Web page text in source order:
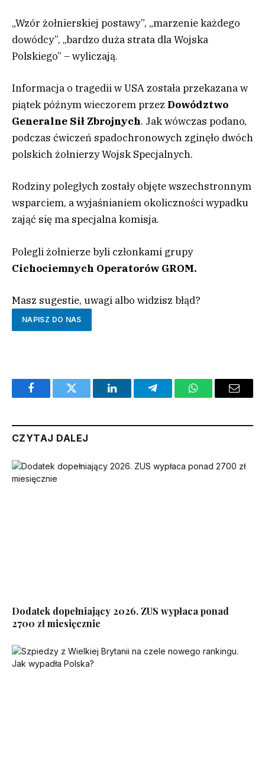
„Wzór żołnierskiej postawy”, „marzenie każdego
dowódcy”, „bardzo duża strata dla Wojska
Polskiego” – wyliczają.
Informacja o tragedii w USA została przekazana w
piątek późnym wieczorem przez Dowództwo
Generalne Sił Zbrojnych. Jak wówczas podano,
podczas ćwiczeń spadochronowych zginęło dwóch
polskich żołnierzy Wojsk Specjalnych.
Rodziny poległych zostały objęte wszechstronnym
wsparciem, a wyjaśnianiem okoliczności wypadku
zająć się ma specjalna komisja.
Polegli żołnierze byli członkami grupy
Cichociemnych Operatorów GROM.
Masz sugestie, uwagi albo widzisz błąd?
NAPISZ DO NAS
FacebookTwitter LinkedInTelegramWhatsAppEmail
CZYTAJ DALEJ
Dodatek dopełniający 2026. ZUS wypłaca ponad
2700 zł miesięcznie